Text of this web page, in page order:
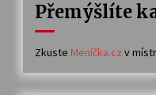
Přemýšlíte
Zkuste Meníčka.cz v